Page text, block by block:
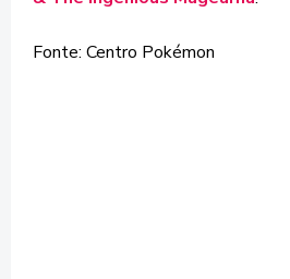
Fonte: Centro Pokémon